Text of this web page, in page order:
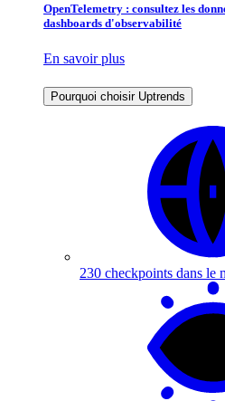
OpenTelemetry : consultez les
dashboards d'observabilité
En savoir plus
Pourquoi choisir Uptrends
230 checkpoints dans le